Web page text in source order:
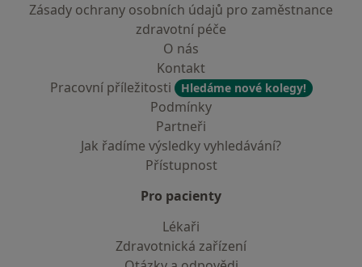
Zásady ochrany osobních údajů pro zaměstnance
zdravotní péče
O nás
Kontakt
Pracovní příležitosti
Hledáme nové kolegy!
Podmínky
Partneři
Jak řadíme výsledky vyhledávání?
Přístupnost
Pro pacienty
Lékaři
Zdravotnická zařízení